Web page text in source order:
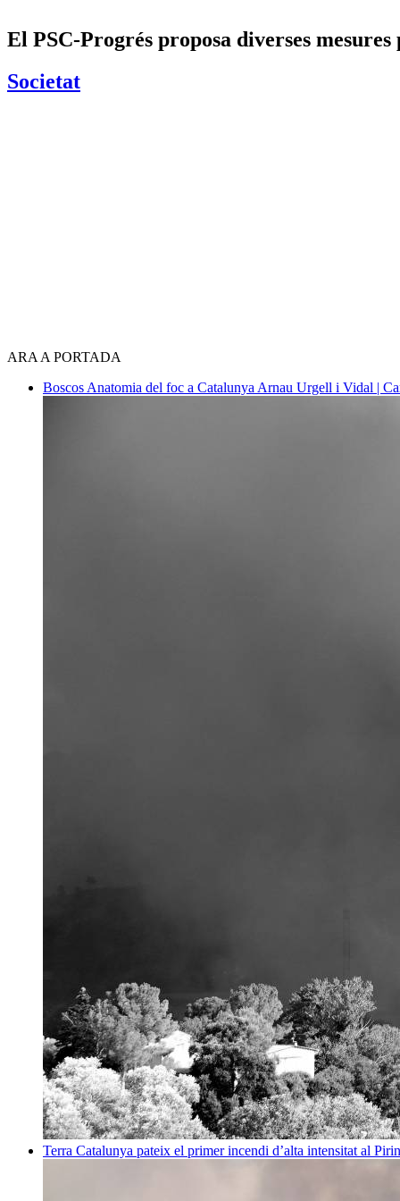
El PSC-Progrés proposa diverses
Societat
ARA A PORTADA
Boscos Anatomia del foc a Catalunya Arnau Urgell i Vidal |
Terra Catalunya pateix el primer incendi d’alta intensitat al